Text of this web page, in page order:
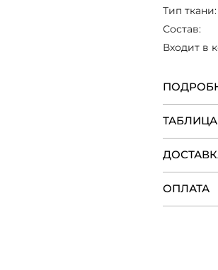
Тип ткани:
Состав:
Входит в
ОПЛАТА